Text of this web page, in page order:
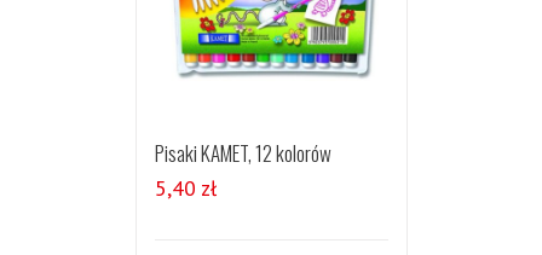
Pisaki KAMET, 12 kolorów
5,40 zł